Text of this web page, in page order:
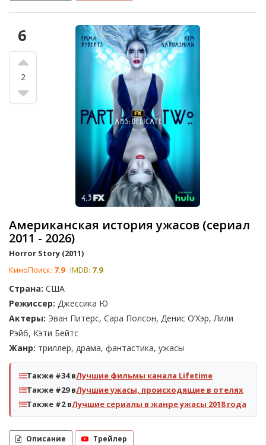
6
2
Американская история ужасов (сериал
2011 - 2026)
Horror Story (2011)
КиноПоиск: 7.9 IMDB: 7.9
Страна: США
Режиссер: Джессика Ю
Актеры: Эван Питерс, Сара Полсон, Денис О’Хэр, Лили
Рэйб, Кэти Бейтс
Жанр: триллер, драма, фантастика, ужасы
Также #34 вЛучшие фильмы канала Lifetime
Также #29 вЛучшие ужасы, происходящие в отелях
Также #2 вЛучшие сериалы в жанре ужасы 2018 года
Описание Трейлер